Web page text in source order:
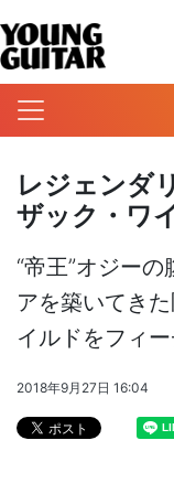
レジェンダ
ザック・ワ
“帝王”オジー
アを築いてき
イルドをフィ
2018年9月27日 16:04